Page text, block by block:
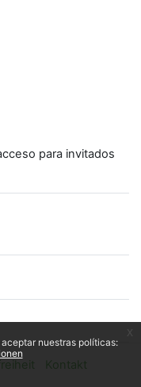
nuestras políticas:
para invitados
Kontakt